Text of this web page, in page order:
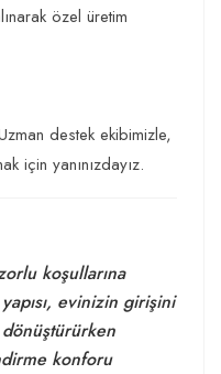
özel üretim
destek ekibimizle,
için yanınızdayız.
koşullarına
evinizin girişini
konforu